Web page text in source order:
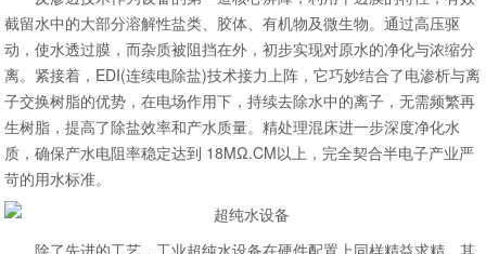
截留水中的大部分溶解性盐类、胶体、有机物及微生物。通过高压驱
动，使水透过膜，而杂质被阻挡在外，初步实现对原水的净化与浓缩分
离。紧接着，EDI(连续电除盐)技术接力上阵，它巧妙结合了电渗析与离
子交换树脂的优势，在电场作用下，持续去除水中的离子，无需频繁再
生树脂，提高了除盐效率和产水质量。精处理混床进一步深度净化水
质，确保产水电阻率稳定达到 18MΩ.CM以上，完全契合半电子产业严
苛的用水标准。​
除了先进的工艺，工业超纯水设备在硬件配置上同样精益求精。其